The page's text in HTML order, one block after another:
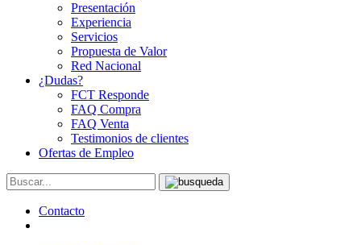
Presentación
Experiencia
Servicios
Propuesta de Valor
Red Nacional
¿Dudas?
FCT Responde
FAQ Compra
FAQ Venta
Testimonios de clientes
Ofertas de Empleo
Contacto